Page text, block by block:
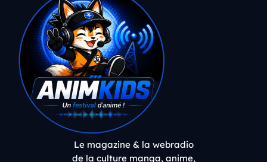
Le magazine & la webradio
de la culture manga, anime,